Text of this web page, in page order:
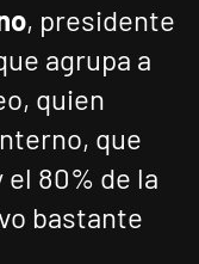
, presidente
agrupa a
quien
que
80% de la
bastante